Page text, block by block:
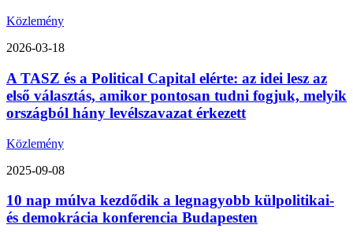
Közlemény
2026-03-18
A TASZ és a Political Capital elérte: az idei lesz az
első választás, amikor pontosan tudni fogjuk, melyik
országból hány levélszavazat érkezett
Közlemény
2025-09-08
10 nap múlva kezdődik a legnagyobb külpolitikai-
és demokrácia konferencia Budapesten